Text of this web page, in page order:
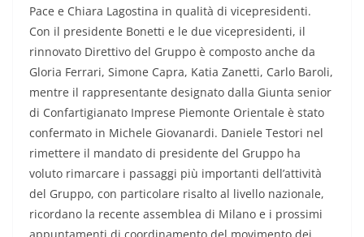
Pace e Chiara Lagostina in qualità di vicepresidenti.
Con il presidente Bonetti e le due vicepresidenti, il
rinnovato Direttivo del Gruppo è composto anche da
Gloria Ferrari, Simone Capra, Katia Zanetti, Carlo Baroli,
mentre il rappresentante designato dalla Giunta senior
di Confartigianato Imprese Piemonte Orientale è stato
confermato in Michele Giovanardi. Daniele Testori nel
rimettere il mandato di presidente del Gruppo ha
voluto rimarcare i passaggi più importanti dell’attività
del Gruppo, con particolare risalto al livello nazionale,
ricordano la recente assemblea di Milano e i prossimi